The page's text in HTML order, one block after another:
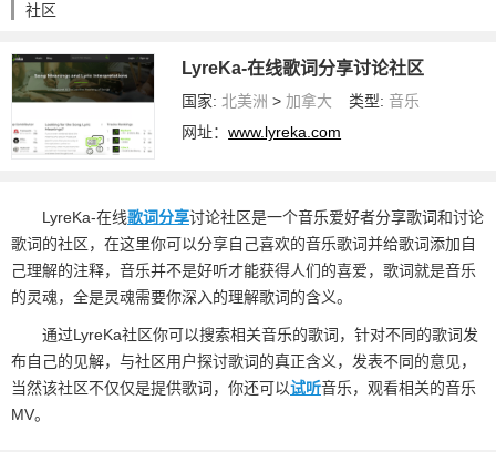
社区
LyreKa-在线歌词分享讨论社区
国家: 北美洲 >加拿大 类型: 音乐
网址：www.lyreka.com
LyreKa-在线歌词分享讨论社区是一个音乐爱好者分享歌词和讨论
歌词的社区，在这里你可以分享自己喜欢的音乐歌词并给歌词添加自
己理解的注释，音乐并不是好听才能获得人们的喜爱，歌词就是音乐
的灵魂，全是灵魂需要你深入的理解歌词的含义。
通过LyreKa社区你可以搜索相关音乐的歌词，针对不同的歌词发
布自己的见解，与社区用户探讨歌词的真正含义，发表不同的意见，
当然该社区不仅仅是提供歌词，你还可以试听音乐，观看相关的音乐
MV。